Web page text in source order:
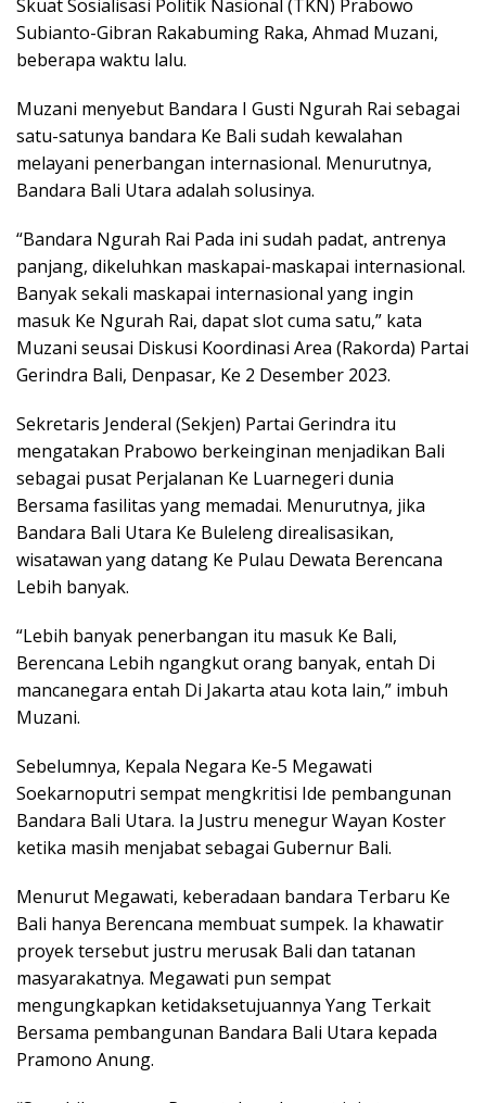
Skuat Sosialisasi Politik Nasional (TKN) Prabowo
Subianto-Gibran Rakabuming Raka, Ahmad Muzani,
beberapa waktu lalu.
Muzani menyebut Bandara I Gusti Ngurah Rai sebagai
satu-satunya bandara Ke Bali sudah kewalahan
melayani penerbangan internasional. Menurutnya,
Bandara Bali Utara adalah solusinya.
“Bandara Ngurah Rai Pada ini sudah padat, antrenya
panjang, dikeluhkan maskapai-maskapai internasional.
Banyak sekali maskapai internasional yang ingin
masuk Ke Ngurah Rai, dapat slot cuma satu,” kata
Muzani seusai Diskusi Koordinasi Area (Rakorda) Partai
Gerindra Bali, Denpasar, Ke 2 Desember 2023.
Sekretaris Jenderal (Sekjen) Partai Gerindra itu
mengatakan Prabowo berkeinginan menjadikan Bali
sebagai pusat Perjalanan Ke Luarnegeri dunia
Bersama fasilitas yang memadai. Menurutnya, jika
Bandara Bali Utara Ke Buleleng direalisasikan,
wisatawan yang datang Ke Pulau Dewata Berencana
Lebih banyak.
“Lebih banyak penerbangan itu masuk Ke Bali,
Berencana Lebih ngangkut orang banyak, entah Di
mancanegara entah Di Jakarta atau kota lain,” imbuh
Muzani.
Sebelumnya, Kepala Negara Ke-5 Megawati
Soekarnoputri sempat mengkritisi Ide pembangunan
Bandara Bali Utara. Ia Justru menegur Wayan Koster
ketika masih menjabat sebagai Gubernur Bali.
Menurut Megawati, keberadaan bandara Terbaru Ke
Bali hanya Berencana membuat sumpek. Ia khawatir
proyek tersebut justru merusak Bali dan tatanan
masyarakatnya. Megawati pun sempat
mengungkapkan ketidaksetujuannya Yang Terkait
Bersama pembangunan Bandara Bali Utara kepada
Pramono Anung.